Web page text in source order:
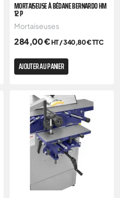
MORTAISEUSE À BÉDANE BERNARDO HM
12 P
Mortaiseuses
284,00€HT /340,80€TTC
AJOUTER AU PANIER